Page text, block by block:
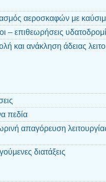
αεροσκαφών με
– επιθεωρήσεις
και ανάκληση άδειας
πεδία
απαγόρευση
διατάξεις